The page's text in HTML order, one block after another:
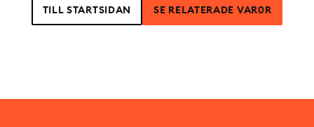
TILL STARTSIDAN SE RELATERADE VAR0R